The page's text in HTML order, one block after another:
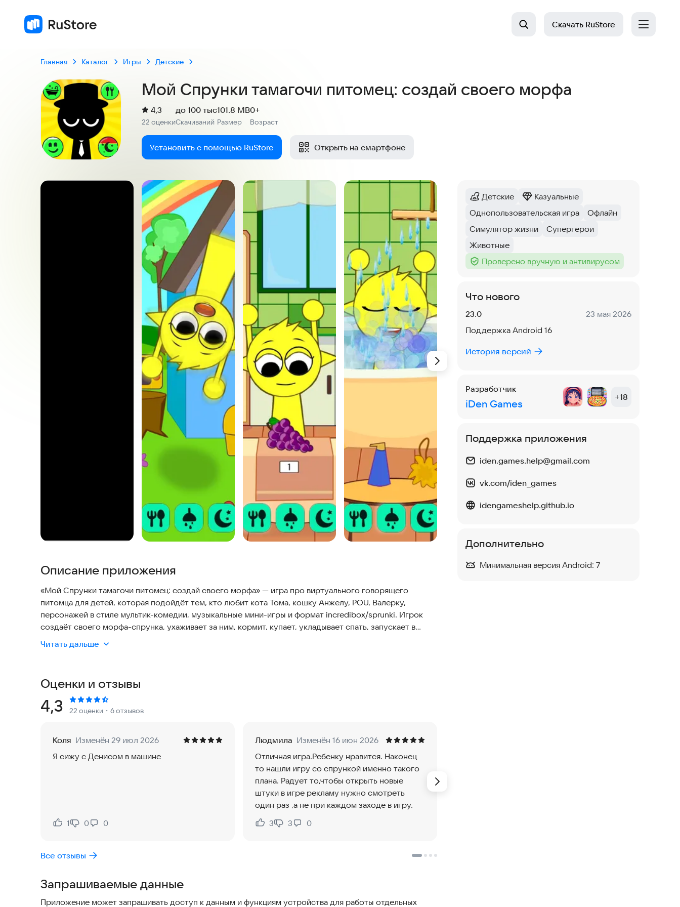
Скачать RuStore
Главная Каталог Игры Детские
Мой Спрунки тамагочи питомец: создай своего морфа
Рейтинг:
4,3
22 оценкиСкачиваний
до 100 тыс
Размер
101.8 MB
Возраст
0+
Установить с помощью RuStore Открыть на смартфоне
Скриншоты
Описание приложения
«Мой Спрунки тамагочи питомец: создай своего морфа» — игра про виртуального говорящего
питомца для детей, которая подойдёт тем, кто любит кота Тома, кошку Анжелу, POU, Валерку,
персонажей в стиле мультик-комедии, музыкальные мини-игры и формат incredibox/sprunki. Игрок
создаёт своего морфа-спрунка, ухаживает за ним, кормит, купает, укладывает спать, запускает в
полёт, строит дом, раскрашивает и наряжает в одевалке. Это не просто питомец — это морф,
который развивается по фазам, эволюционирует, меняется, реагирует на прикосновения и учится
Спрунки — это живые существа с голосами, характером и музыкальным поведением. Они могут
говорить, петь, смешно комментировать происходящее. Каждая фаза развития морфа отличается —
реакции, темы поведения, звуки, голосовые реплики. Можно открыть нескольких спрунков, а затем
• виртуальный питомец;
• мини-игры с наградами;
Функции игрового процесса:
Выбор формы, цвета, силуэта, деталей. Каждый игрок создаёт питомца, который не похож на других.
Фаза взросления влияет на внешний вид и фразы.
Читать дальше
Оценки и отзывы
Рейтинг:
4,3 22 оценки ・6 отзывов
Коля Изменён 29 июл 2026
Я сижу с Денисом в машине
Нравится:
1
Не нравится:
0 0
Людмила Изменён 16 июн 2026
Отличная игра.Ребенку нравится. Наконец
то нашли игру со спрункой именно такого
плана. Радует то,чтобы открыть новые
штуки в игре рекламу нужно смотреть
один раз ,а не при каждом заходе в игру.
Нравится:
3
Не нравится:
3 0
Все отзывы
Запрашиваемые данные
Приложение может запрашивать доступ к данным и функциям устройства для работы отдельных
Категория:
Детские
Категория:
Казуальные
Тег:
Однопользовательская игра
Тег:
Офлайн
Тег:
Симулятор жизни
Тег:
Супергерои
Тег:
Животные
Тег :
Проверено вручную и антивирусом
Что нового
Версия:
23.0 Дата:
23 мая 2026
Поддержка Android 16
История версий
Разработчик
iDen Games
+18
Поддержка приложения
iden.games.help@gmail.com
vk.com/iden_games
idengameshelp.github.io
Дополнительно
Минимальная версия Android: 7